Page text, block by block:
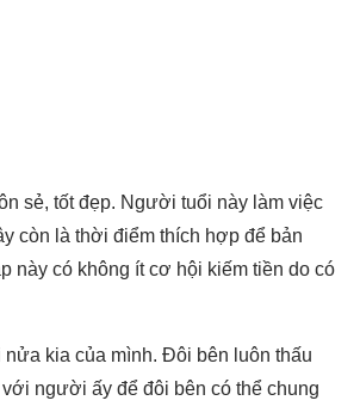
sẻ, tốt đẹp. Người tuổi này làm việc
còn là thời điểm thích hợp để bản
này có không ít cơ hội kiếm tiền do có
kia của mình. Đôi bên luôn thấu
người ấy để đôi bên có thể chung